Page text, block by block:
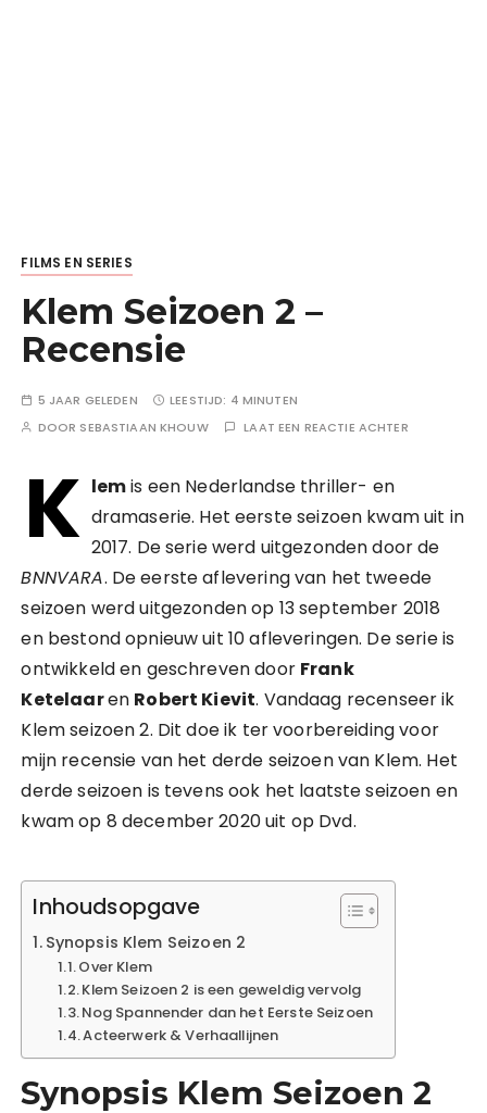
FILMS EN SERIES
Klem Seizoen 2 –
Recensie
5 JAAR GELEDEN LEESTIJD: 4 MINUTEN
DOOR SEBASTIAAN KHOUW LAAT EEN REACTIE ACHTER
K lemis een Nederlandse thriller- en
dramaserie. Het eerste seizoen kwam uit in
2017. De serie werd uitgezonden door de
BNNVARA. De eerste aflevering van het tweede
seizoen werd uitgezonden op 13 september 2018
en bestond opnieuw uit 10 afleveringen. De serie is
ontwikkeld en geschreven door Frank
Ketelaaren Robert Kievit. Vandaag recenseer ik
Klem seizoen 2. Dit doe ik ter voorbereiding voor
mijn recensie van het derde seizoen van Klem. Het
derde seizoen is tevens ook het laatste seizoen en
kwam op 8 december 2020 uit op Dvd.
Inhoudsopgave
Synopsis Klem Seizoen 2
Over Klem
Klem Seizoen 2 is een geweldig vervolg
Nog Spannender dan het Eerste Seizoen
Acteerwerk & Verhaallijnen
Synopsis KlemSeizoen 2